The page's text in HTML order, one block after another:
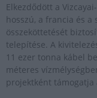
Elkezdődött a
hosszú, a francia és
összeköttetését
telepítése. A
11 ezer tonna kábel
méteres
projektként támogatja